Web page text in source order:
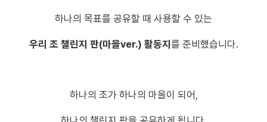
하나의 목표를 공유할 때 사용할 수 있는
우리 조 챌린지 판(마을ver.) 활동지를 준비했습니다.
하나의 조가 하나의 마을이 되어,